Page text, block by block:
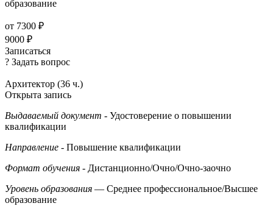
образование
от 7300 ₽
9000 ₽
Записаться
? Задать вопрос
Архитектор (36 ч.)
Открыта запись
Выдаваемый документ - Удостоверение о повышении
квалификации
Направление - Повышение квалификации
Формат обучения - Дистанционно/Очно/Очно-заочно
Уровень образования — Среднее профессиональное/Высшее
образование